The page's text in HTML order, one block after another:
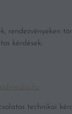
rendezvényeken
kérdések:
technikai